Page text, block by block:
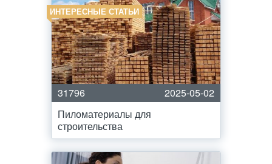
ИНТЕРЕСНЫЕ СТАТЬИ
31796
2025-05-02
Пиломатериалы для
строительства